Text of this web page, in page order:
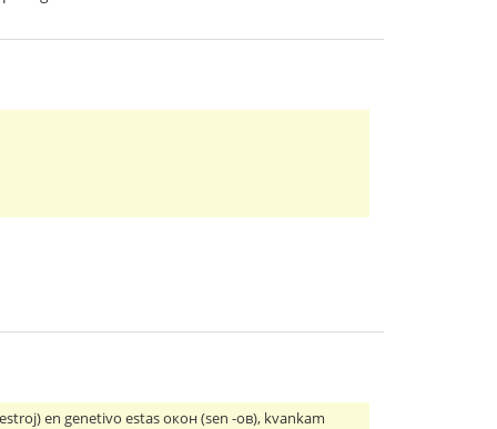
en genetivo estas окон (sen -ов), kvankam